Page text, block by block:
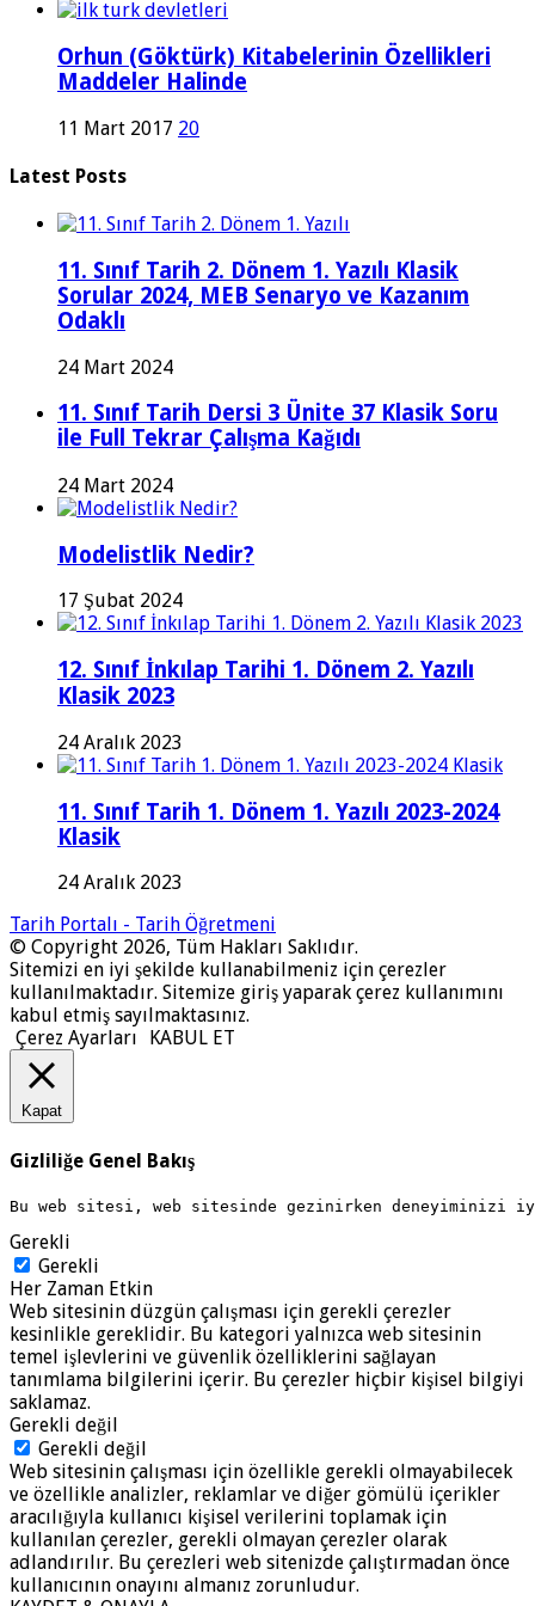
Orhun (Göktürk) Kitabelerinin Özellikleri
Maddeler Halinde
11 Mart 2017 20
Latest Posts
11. Sınıf Tarih 2. Dönem 1. Yazılı Klasik
Sorular 2024, MEB Senaryo ve Kazanım
Odaklı
24 Mart 2024
11. Sınıf Tarih Dersi 3 Ünite 37 Klasik Soru
ile Full Tekrar Çalışma Kağıdı
24 Mart 2024
Modelistlik Nedir?
17 Şubat 2024
12. Sınıf İnkılap Tarihi 1. Dönem 2. Yazılı
Klasik 2023
24 Aralık 2023
11. Sınıf Tarih 1. Dönem 1. Yazılı 2023-2024
Klasik
24 Aralık 2023
Tarih Portalı - Tarih Öğretmeni
© Copyright 2026, Tüm Hakları Saklıdır.
Sitemizi en iyi şekilde kullanabilmeniz için çerezler
kullanılmaktadır. Sitemize giriş yaparak çerez kullanımını
kabul etmiş sayılmaktasınız.
Çerez Ayarları
KABUL ET
Kapat
Gizliliğe Genel Bakış
Bu web sitesi, web sitesinde gezinirken deneyiminizi
Gerekli
Gerekli
Her Zaman Etkin
Web sitesinin düzgün çalışması için gerekli çerezler
kesinlikle gereklidir. Bu kategori yalnızca web sitesinin
temel işlevlerini ve güvenlik özelliklerini sağlayan
tanımlama bilgilerini içerir. Bu çerezler hiçbir kişisel bilgiyi
saklamaz.
Gerekli değil
Gerekli değil
Web sitesinin çalışması için özellikle gerekli olmayabilecek
ve özellikle analizler, reklamlar ve diğer gömülü içerikler
aracılığıyla kullanıcı kişisel verilerini toplamak için
kullanılan çerezler, gerekli olmayan çerezler olarak
adlandırılır. Bu çerezleri web sitenizde çalıştırmadan önce
kullanıcının onayını almanız zorunludur.